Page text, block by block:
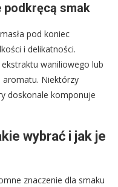
podkręcą smak
pod koniec
i delikatności.
waniliowego lub
aromatu. Niektórzy
doskonale komponuje
wybrać i jak je
znaczenie dla smaku